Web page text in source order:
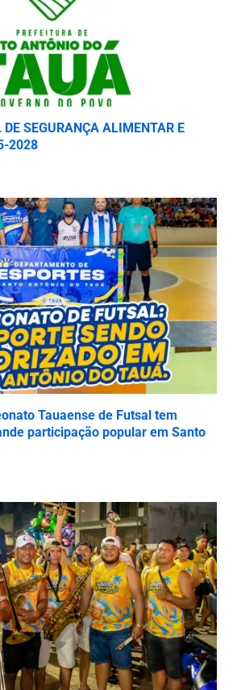
SEGURANÇA ALIMENTAR E
2028
Tauaense de Futsal tem
participação popular em Santo